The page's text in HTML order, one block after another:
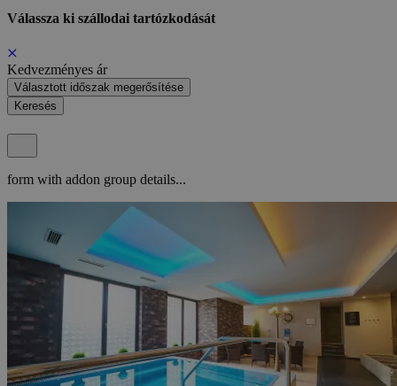
Válassza ki szállodai tartózkodását
Kedvezményes ár
Választott időszak megerősítése
Keresés
form with addon group details...